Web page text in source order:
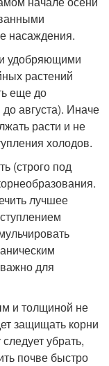
насаждения.
удобряющими
растений
еще до
августа). Иначе
расти и не
холодов.
(строго под
лучшее
для
и толщиной не
защищать корни
убрать,
почве быстро